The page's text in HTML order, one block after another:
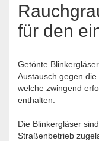
für den
Getönte
Austausch gegen
welche zwingend
enthalten.
Die Blinkergläser
Straßenbetrieb